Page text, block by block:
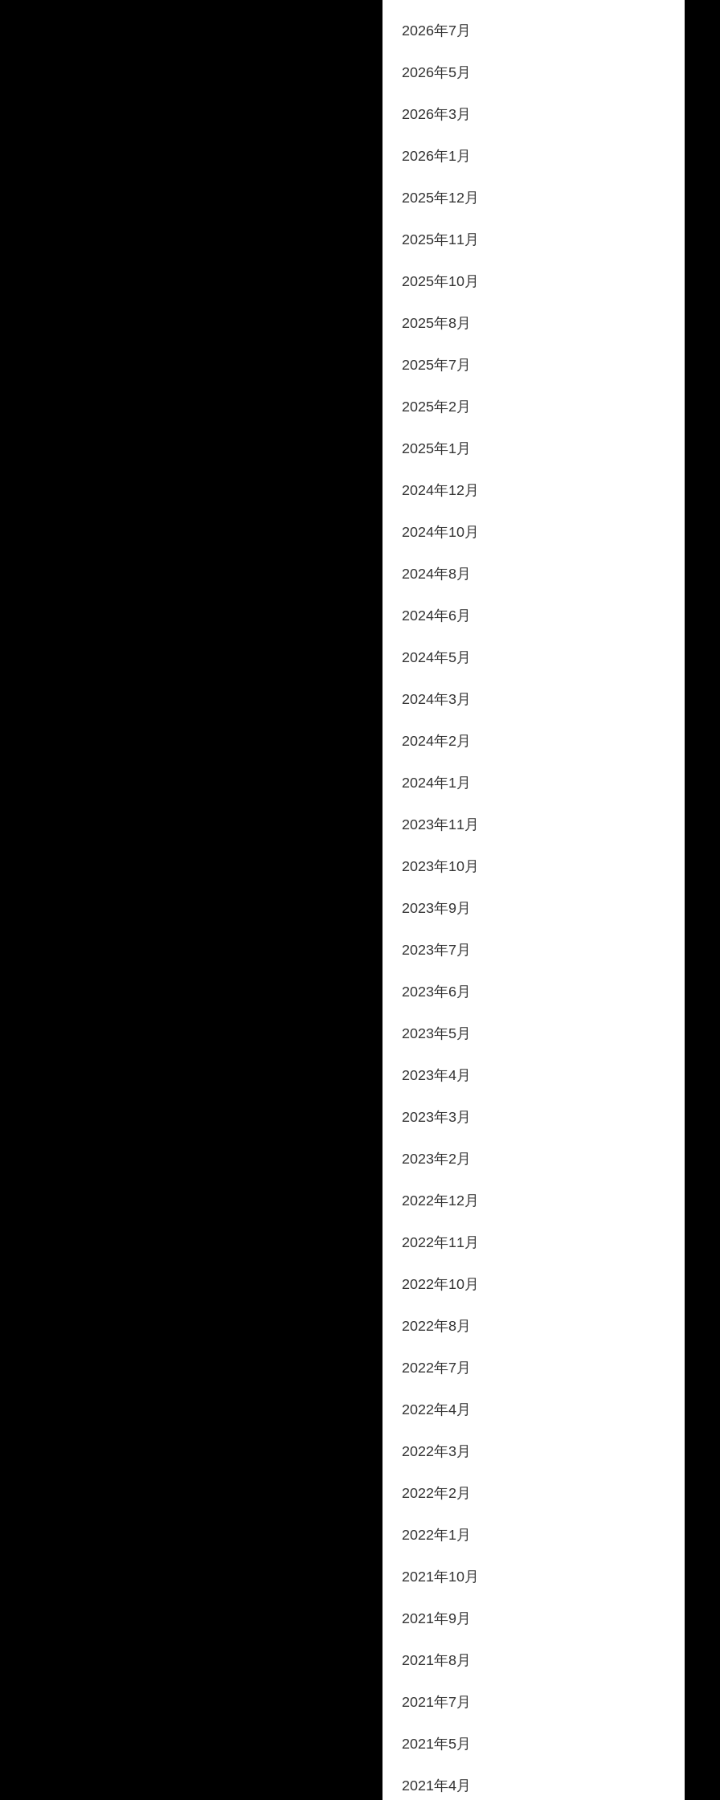
2026年7月
2026年5月
2026年3月
2026年1月
2025年12月
2025年11月
2025年10月
2025年8月
2025年7月
2025年2月
2025年1月
2024年12月
2024年10月
2024年8月
2024年6月
2024年5月
2024年3月
2024年2月
2024年1月
2023年11月
2023年10月
2023年9月
2023年7月
2023年6月
2023年5月
2023年4月
2023年3月
2023年2月
2022年12月
2022年11月
2022年10月
2022年8月
2022年7月
2022年4月
2022年3月
2022年2月
2022年1月
2021年10月
2021年9月
2021年8月
2021年7月
2021年5月
2021年4月